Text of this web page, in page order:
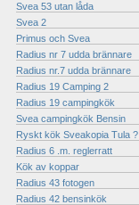
Svea 53 utan låda
Svea 2
Primus och Svea
Radius nr 7 udda brännare
Radius nr.7 udda brännare
Radius 19 Camping 2
Radius 19 campingkök
Svea campingkök Bensin
Ryskt kök Sveakopia Tula ?
Radius 6 .m. reglerratt
Kök av koppar
Radius 43 fotogen
Radius 42 bensinkök